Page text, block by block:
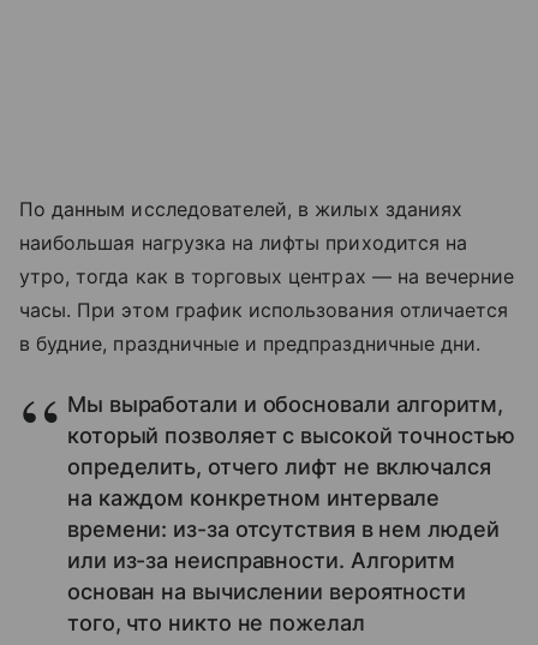
По данным исследователей, в жилых зданиях
наибольшая нагрузка на лифты приходится на
утро, тогда как в торговых центрах — на вечерние
часы. При этом график использования отличается
в будние, праздничные и предпраздничные дни.
Мы выработали и обосновали алгоритм,
который позволяет с высокой точностью
определить, отчего лифт не включался
на каждом конкретном интервале
времени: из-за отсутствия в нем людей
или из-за неисправности. Алгоритм
основан на вычислении вероятности
того, что никто не пожелал